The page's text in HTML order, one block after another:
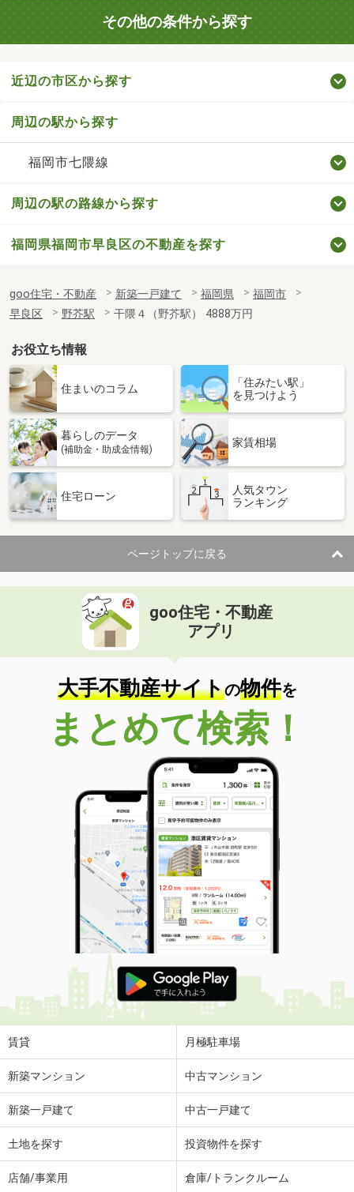
その他の条件から探す
近辺の市区から探す
周辺の駅から探す
福岡市七隈線
周辺の駅の路線から探す
福岡県福岡市早良区の不動産を探す
goo住宅・不動産 新築一戸建て 福岡県
福岡市
早良区
野芥駅 干隈４（野芥駅） 4888万円
お役立ち情報
住まいのコラム
「住みたい駅」
を見つけよう
暮らしのデータ
(補助金・助成金情報)
家賃相場
住宅ローン
人気タウン
ランキング
ページトップに戻る
goo住宅・不動産
アプリ
大手不動産サイトの物件を
まとめて検索！
賃貸 月極駐車場
新築マンション 中古マンション
新築一戸建て 中古一戸建て
土地を探す 投資物件を探す
店舗/事業用 倉庫/トランクルーム